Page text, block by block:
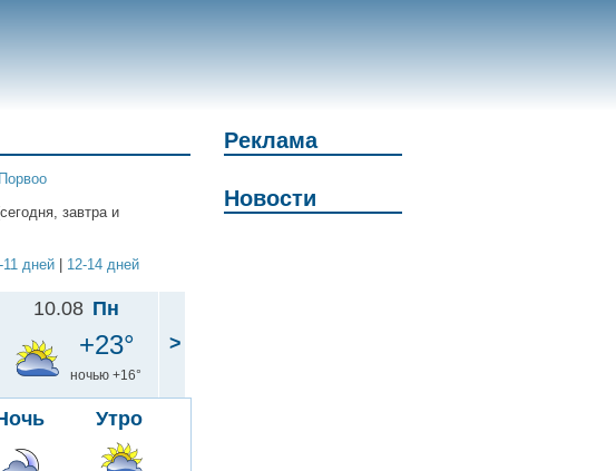
Порвоо
завтра и
11 дней 12-14 дней
Утро
10.08 Пн
+23°
ночью +16°
>
Реклама
Новости